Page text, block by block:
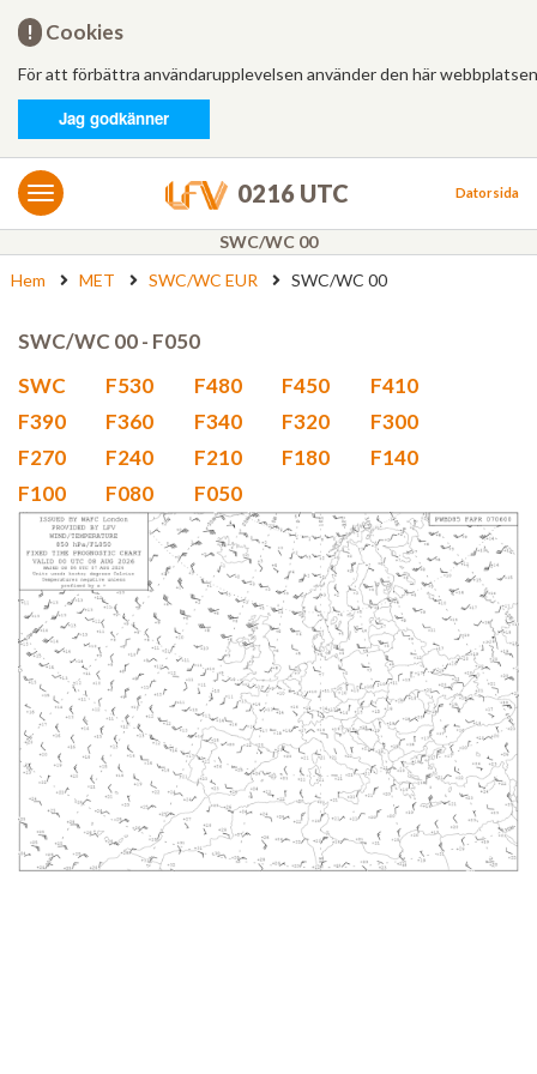
! Cookies
För att förbättra användarupplevelsen använder den här
Jag godkänner
0216 UTC Datorsida
SWC/WC 00
Hem
MET SWC/WC EUR SWC/WC 00
SWC/WC 00 - F050
SWC
F530 F480 F450
F410
F390
F360 F340 F320
F300
F270
F240 F210 F180
F140
F100
F080 F050
Hem
Logga in
MET/AIS
MET
AIS
Bulletiner
FÄRDPLANERING
Ny
Från mall
Besvarade
Obesvarade
Arkiverade
Länkar
HJÄLP
Om AROWeb
Kontakta oss
Användarmanual